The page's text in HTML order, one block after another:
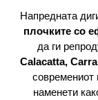
Напредната
плочките со
да ги
Calacatta,
современиот
наменети